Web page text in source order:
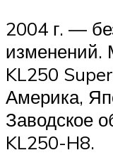
2004 г. —
изменений.
KL250
Америка,
Заводское
KL250-H8.